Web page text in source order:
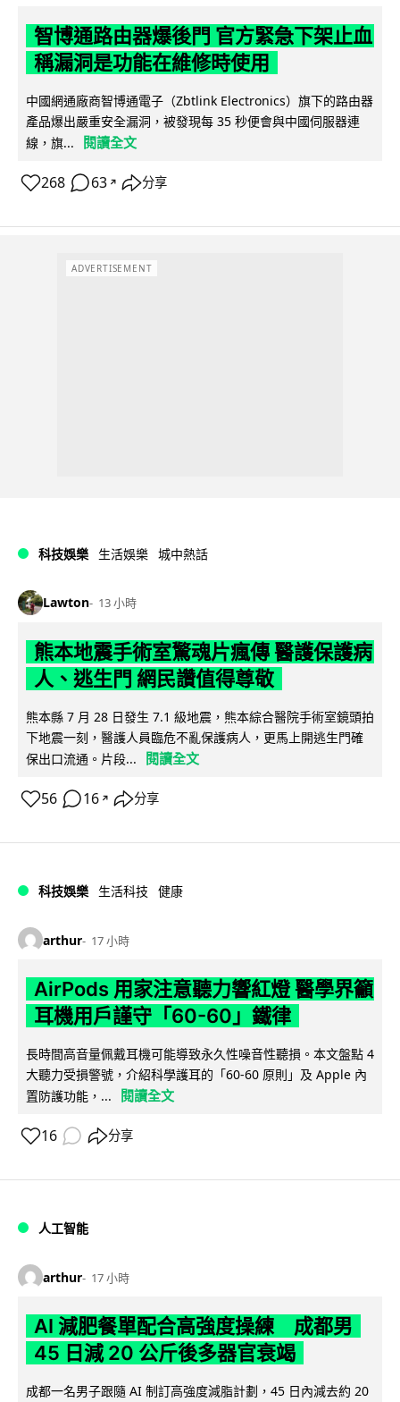
智博通路由器爆後門 官方緊急下架止血
稱漏洞是功能在維修時使用
中國網通廠商智博通電子（Zbtlink Electronics）旗下的路由器
產品爆出嚴重安全漏洞，被發現每 35 秒便會與中國伺服器連
線，旗...
閱讀全文
268 63 ↗ 分享
ADVERTISEMENT
科技娛樂 生活娛樂 城中熱話
Lawton 13 小時
熊本地震手術室驚魂片瘋傳 醫護保護病
人、逃生門 網民讚值得尊敬
熊本縣 7 月 28 日發生 7.1 級地震，熊本綜合醫院手術室鏡頭拍
下地震一刻，醫護人員臨危不亂保護病人，更馬上開逃生門確
保出口流通。片段...
閱讀全文
56 16 ↗ 分享
科技娛樂 生活科技 健康
arthur 17 小時
AirPods 用家注意聽力響紅燈 醫學界籲
耳機用戶謹守「60-60」鐵律
長時間高音量佩戴耳機可能導致永久性噪音性聽損。本文盤點 4
大聽力受損警號，介紹科學護耳的「60-60 原則」及 Apple 內
置防護功能，...
閱讀全文
16 分享
人工智能
arthur 17 小時
AI 減肥餐單配合高強度操練 成都男
45 日減 20 公斤後多器官衰竭
成都一名男子跟隨 AI 制訂高強度減脂計劃，45 日內減去約 20